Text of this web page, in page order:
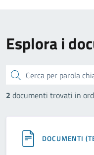
Esplora i
cerca
2 documenti trovati in
DOCUMENTI